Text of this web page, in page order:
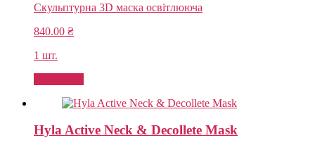
Скульптурна 3D маска освітлююча
840.00 ₴
1 шт.
Hyla Active Neck & Decollete Mask